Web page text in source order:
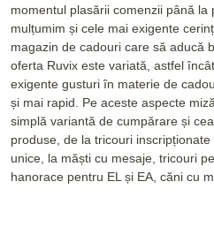
momentul plasării comenzii până
mulțumim și cele mai exigente
magazin de cadouri care să aducă
oferta Ruvix este variată, astfel
exigente gusturi în materie de
și mai rapid. Pe aceste aspecte
simplă variantă de cumpărare și
produse, de la tricouri
unice, la măști cu mesaje, tricouri
hanorace pentru EL și EA, căni cu